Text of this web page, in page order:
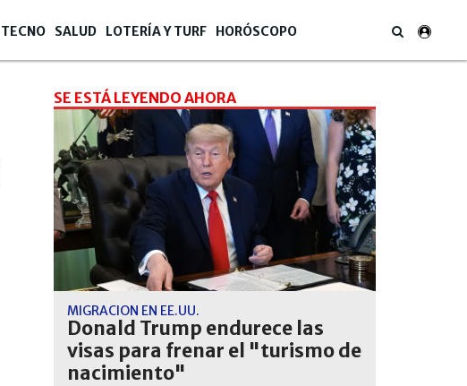
TECNO SALUD LOTERÍA Y TURF HORÓSCOPO
SE ESTÁ LEYENDO AHORA
MIGRACIÓN EN EE.UU.
Donald Trump endurece las
visas para frenar el "turismo de
nacimiento"